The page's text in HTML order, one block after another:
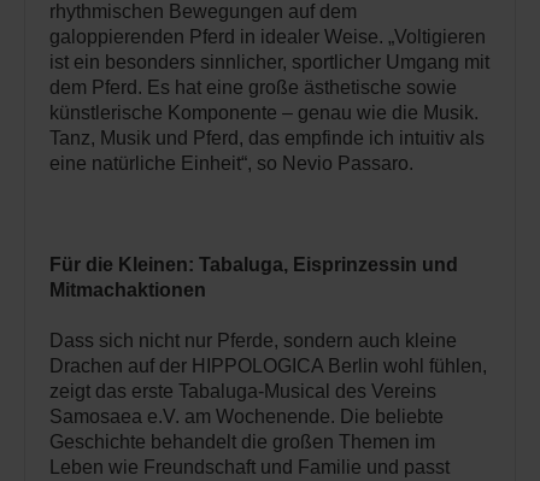
rhythmischen Bewegungen auf dem
galoppierenden Pferd in idealer Weise. „Voltigieren
ist ein besonders sinnlicher, sportlicher Umgang mit
dem Pferd. Es hat eine große ästhetische sowie
künstlerische Komponente – genau wie die Musik.
Tanz, Musik und Pferd, das empfinde ich intuitiv als
eine natürliche Einheit“, so Nevio Passaro.
Für die Kleinen: Tabaluga, Eisprinzessin und
Mitmachaktionen
Dass sich nicht nur Pferde, sondern auch kleine
Drachen auf der HIPPOLOGICA Berlin wohl fühlen,
zeigt das erste Tabaluga-Musical des Vereins
Samosaea e.V. am Wochenende. Die beliebte
Geschichte behandelt die großen Themen im
Leben wie Freundschaft und Familie und passt